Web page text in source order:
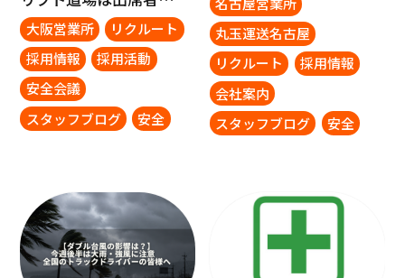
大阪営業所
リクルート
採用情報
採用活動
安全会議
スタッフブログ
安全
丸玉運送名古屋
リクルート
採用情報
会社案内
スタッフブログ
安全